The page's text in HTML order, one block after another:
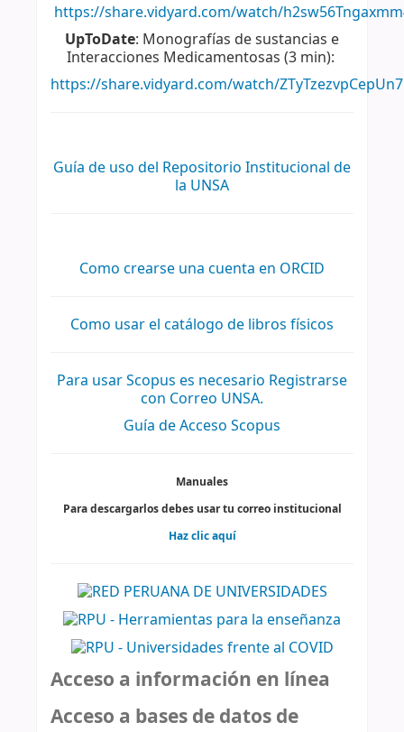
https://share.vidyard.com/watch/
UpToDate: Monografías de sustancias e
Interacciones Medicamentosas (3 min):
https://share.vidyard.com/watch/
Guía de uso del Repositorio Institucional de
la UNSA
Como crearse una cuenta en ORCID
Como usar el catálogo de libros físicos
Para usar Scopus es necesario Registrarse
con Correo UNSA.
Guía de Acceso Scopus
Manuales
Para descargarlos debes usar tu correo institucional
Haz clic aquí
Acceso a información en línea
Acceso a bases de datos de